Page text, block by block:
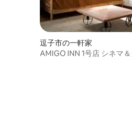
逗子市の一軒家
AMIGO INN 1号店 シネマ